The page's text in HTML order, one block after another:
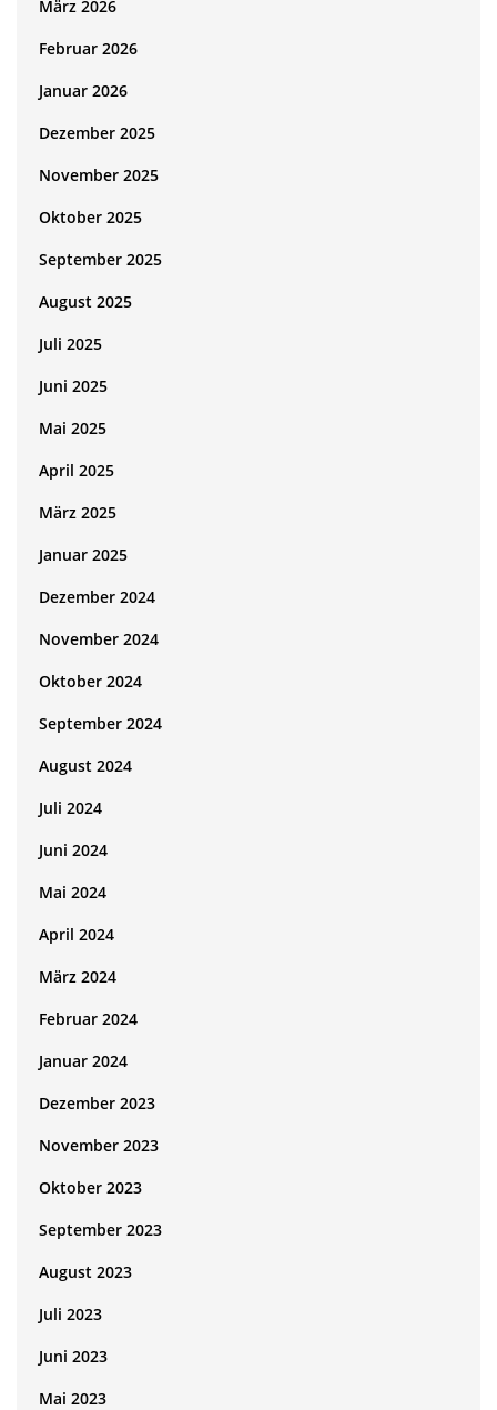
März 2026
Februar 2026
Januar 2026
Dezember 2025
November 2025
Oktober 2025
September 2025
August 2025
Juli 2025
Juni 2025
Mai 2025
April 2025
März 2025
Januar 2025
Dezember 2024
November 2024
Oktober 2024
September 2024
August 2024
Juli 2024
Juni 2024
Mai 2024
April 2024
März 2024
Februar 2024
Januar 2024
Dezember 2023
November 2023
Oktober 2023
September 2023
August 2023
Juli 2023
Juni 2023
Mai 2023